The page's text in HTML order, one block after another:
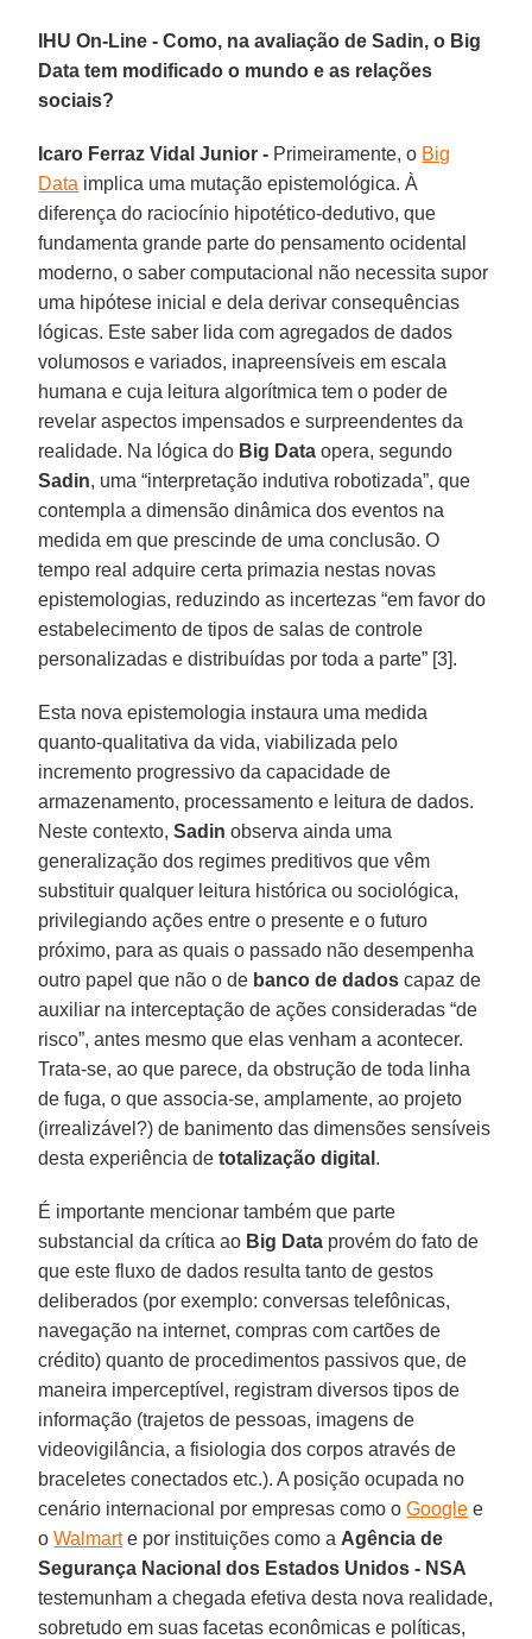
IHU On-Line - Como, na avaliação de Sadin, o Big
Data tem modificado o mundo e as relações
sociais?
Icaro Ferraz Vidal Junior - Primeiramente, o Big
Data implica uma mutação epistemológica. À
diferença do raciocínio hipotético-dedutivo, que
fundamenta grande parte do pensamento ocidental
moderno, o saber computacional não necessita supor
uma hipótese inicial e dela derivar consequências
lógicas. Este saber lida com agregados de dados
volumosos e variados, inapreensíveis em escala
humana e cuja leitura algorítmica tem o poder de
revelar aspectos impensados e surpreendentes da
realidade. Na lógica do Big Data opera, segundo
Sadin, uma “interpretação indutiva robotizada”, que
contempla a dimensão dinâmica dos eventos na
medida em que prescinde de uma conclusão. O
tempo real adquire certa primazia nestas novas
epistemologias, reduzindo as incertezas “em favor do
estabelecimento de tipos de salas de controle
personalizadas e distribuídas por toda a parte” [3].
Esta nova epistemologia instaura uma medida
quanto-qualitativa da vida, viabilizada pelo
incremento progressivo da capacidade de
armazenamento, processamento e leitura de dados.
Neste contexto,Sadin observa ainda uma
generalização dos regimes preditivos que vêm
substituir qualquer leitura histórica ou sociológica,
privilegiando ações entre o presente e o futuro
próximo, para as quais o passado não desempenha
outro papel que não o de banco de dados capaz de
auxiliar na interceptação de ações consideradas “de
risco”, antes mesmo que elas venham a acontecer.
Trata-se, ao que parece, da obstrução de toda linha
de fuga, o que associa-se, amplamente, ao projeto
(irrealizável?) de banimento das dimensões sensíveis
desta experiência detotalização digital .
É importante mencionar também que parte
substancial da crítica ao Big Data provém do fato de
que este fluxo de dados resulta tanto de gestos
deliberados (por exemplo: conversas telefônicas,
navegação na internet, compras com cartões de
crédito) quanto de procedimentos passivos que, de
maneira imperceptível, registram diversos tipos de
informação (trajetos de pessoas, imagens de
videovigilância, a fisiologia dos corpos através de
braceletes conectados etc.). A posição ocupada no
cenário internacional por empresas como oGoogle e
oWalmarte por instituições como a Agência de
Segurança Nacional dos Estados Unidos - NSA
testemunham a chegada efetiva desta nova realidade,
sobretudo em suas facetas econômicas e políticas,